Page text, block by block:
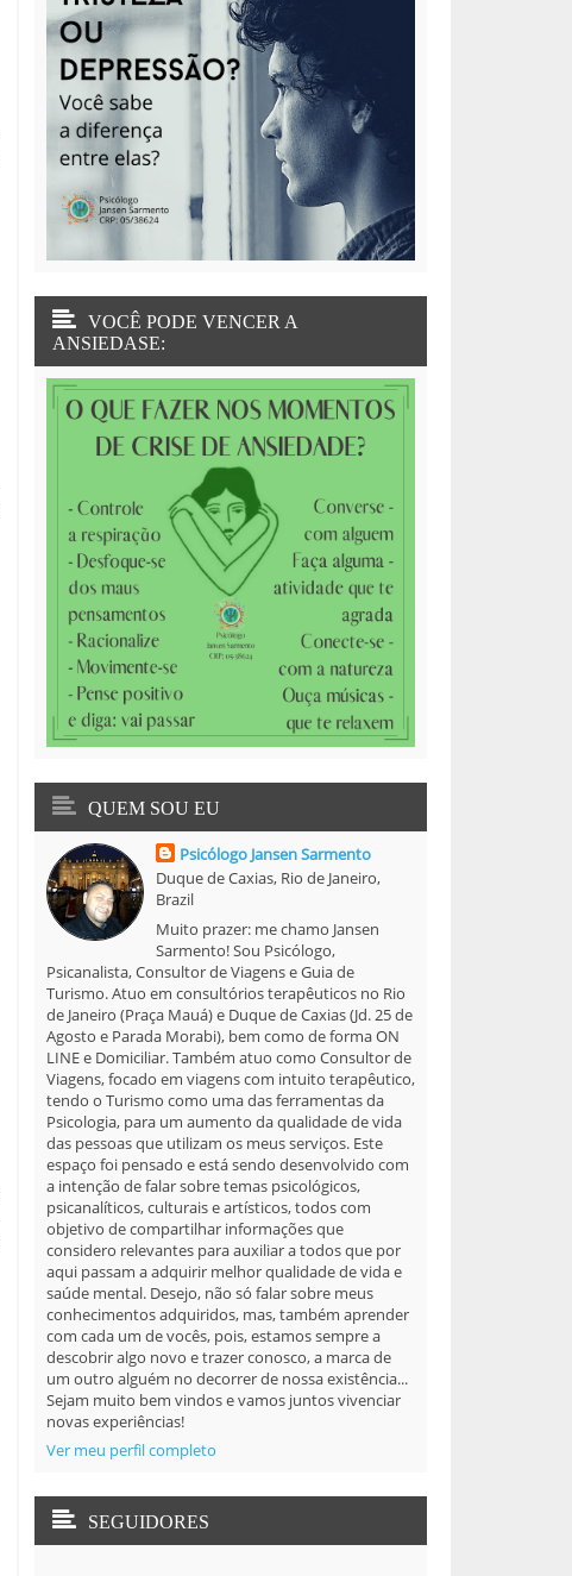
VOCÊ PODE VENCER A
ANSIEDASE:
QUEM SOU EU
Psicólogo Jansen Sarmento
Duque de Caxias, Rio de Janeiro,
Brazil
Muito prazer: me chamo Jansen
Sarmento! Sou Psicólogo,
Psicanalista, Consultor de Viagens e Guia de
Turismo. Atuo em consultórios terapêuticos no Rio
de Janeiro (Praça Mauá) e Duque de Caxias (Jd. 25 de
Agosto e Parada Morabi), bem como de forma ON
LINE e Domiciliar. Também atuo como Consultor de
Viagens, focado em viagens com intuito terapêutico,
tendo o Turismo como uma das ferramentas da
Psicologia, para um aumento da qualidade de vida
das pessoas que utilizam os meus serviços. Este
espaço foi pensado e está sendo desenvolvido com
a intenção de falar sobre temas psicológicos,
psicanalíticos, culturais e artísticos, todos com
objetivo de compartilhar informações que
considero relevantes para auxiliar a todos que por
aqui passam a adquirir melhor qualidade de vida e
saúde mental. Desejo, não só falar sobre meus
conhecimentos adquiridos, mas, também aprender
com cada um de vocês, pois, estamos sempre a
descobrir algo novo e trazer conosco, a marca de
um outro alguém no decorrer de nossa existência...
Sejam muito bem vindos e vamos juntos vivenciar
novas experiências!
Ver meu perfil completo
SEGUIDORES